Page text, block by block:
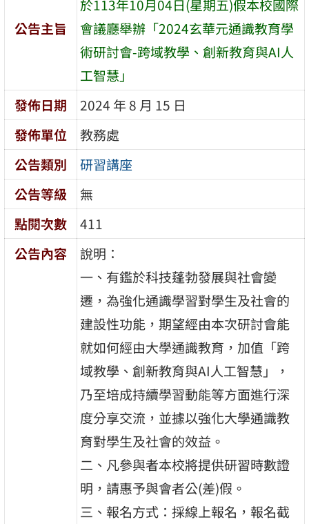
公告主旨
於113年10月04日(星期五)假本校國際
會議廳舉辦「2024玄華元通識教育學
術研討會-跨域教學、創新教育與AI人
工智慧」
發佈日期
2024 年 8 月 15 日
發佈單位
教務處
公告類別
研習講座
公告等級
無
點閱次數
411
公告內容
說明：
一、有鑑於科技蓬勃發展與社會變
遷，為強化通識學習對學生及社會的
建設性功能，期望經由本次研討會能
就如何經由大學通識教育，加值「跨
域教學、創新教育與AI人工智慧」，
乃至培成持續學習動能等方面進行深
度分享交流，並據以強化大學通識教
育對學生及社會的效益。
二、凡參與者本校將提供研習時數證
明，請惠予與會者公(差)假。
三、報名方式：採線上報名，報名截